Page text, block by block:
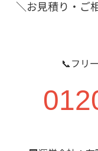
＼お見積り・ご
📞フリ